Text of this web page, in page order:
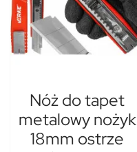
Nóż do tapet
metalowy nożyk
18mm ostrze